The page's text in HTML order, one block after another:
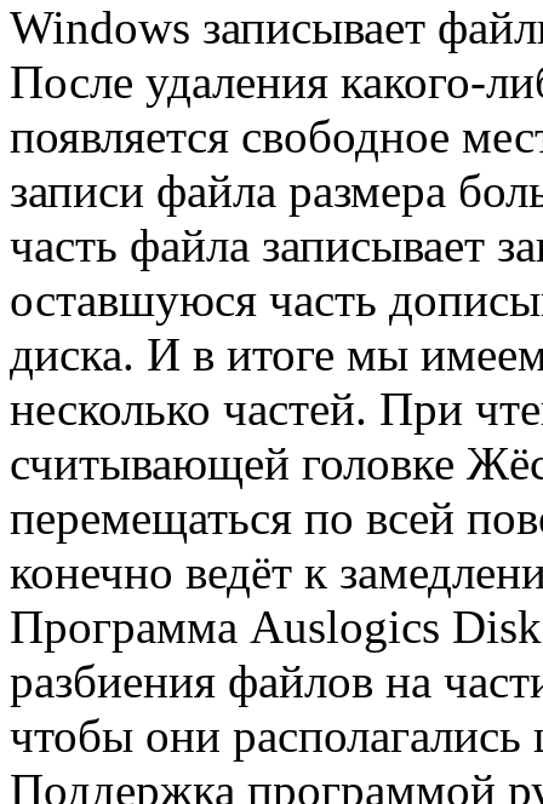
Windows записывает
После удаления какого-
появляется свободное
записи файла размера
часть файла записывает
оставшуюся часть
диска. И в итоге мы
несколько частей. При
считывающей головке
перемещаться по всей
конечно ведёт к
Программа Auslogics Disk
разбиения файлов на
чтобы они располагались
Поддержка программой